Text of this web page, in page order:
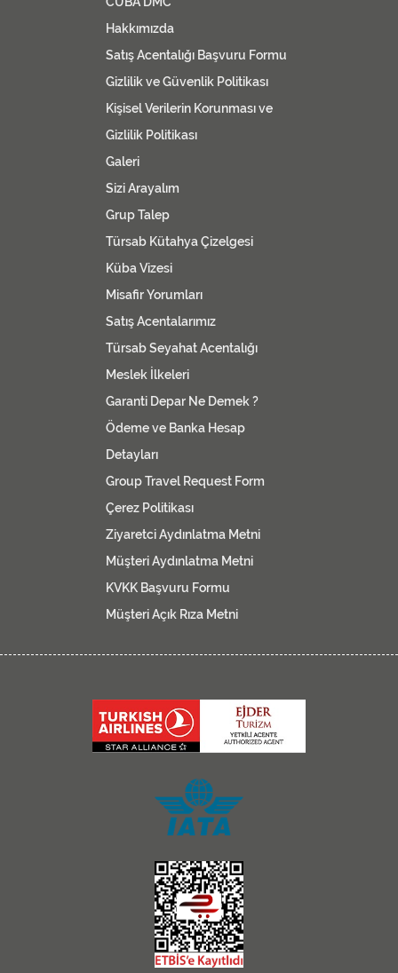
Hakkımızda
Satış Acentalığı Başvuru Formu
Gizlilik ve Güvenlik Politikası
Kişisel Verilerin Korunması ve
Gizlilik Politikası
Galeri
Sizi Arayalım
Grup Talep
Türsab Kütahya Çizelgesi
Küba Vizesi
Misafir Yorumları
Satış Acentalarımız
Türsab Seyahat Acentalığı
Meslek İlkeleri
Garanti Depar Ne Demek ?
Ödeme ve Banka Hesap
Detayları
Group Travel Request Form
Çerez Politikası
Ziyaretci Aydınlatma Metni
Müşteri Aydınlatma Metni
KVKK Başvuru Formu
Müşteri Açık Rıza Metni